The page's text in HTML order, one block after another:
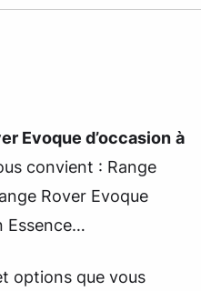
Evoque d’occasion à
convient : Range
Rover Evoque
Essence…
options que vous